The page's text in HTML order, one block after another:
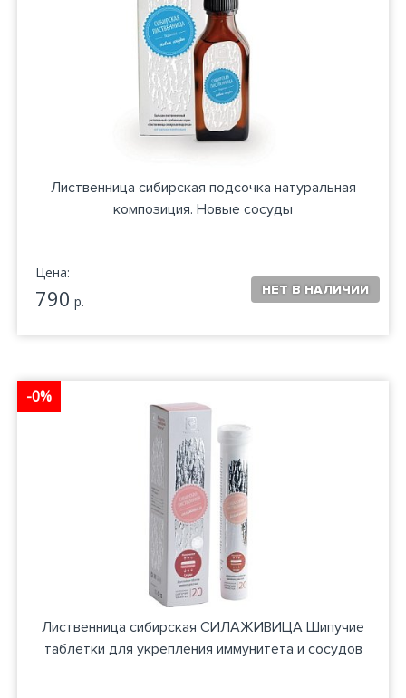
Лиственница сибирская подсочка натуральная
композиция. Новые сосуды
Цена:
790 р.
-0%
Лиственница сибирская СИЛАЖИВИЦА Шипучие
таблетки для укрепления иммунитета и сосудов